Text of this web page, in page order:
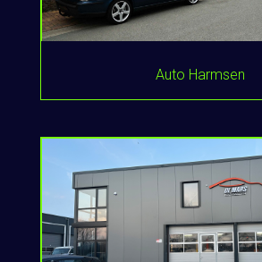
Auto Harmsen